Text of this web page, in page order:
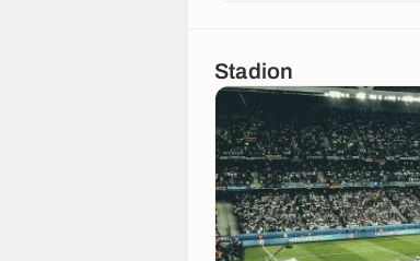
Stadion